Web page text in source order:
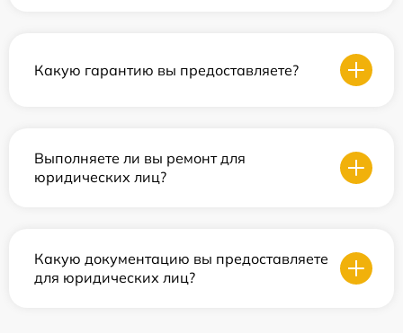
Какую гарантию вы предоставляете?
Выполняете ли вы ремонт для
юридических лиц?
Какую документацию вы предоставляете
для юридических лиц?